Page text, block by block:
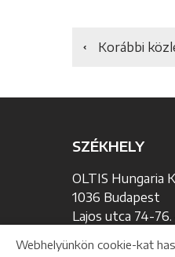
Korábbi
SZÉKHELY
OLTIS Hungaria
1036 Budapest
Lajos utca 74-76.
Webhelyünkön cookie-kat